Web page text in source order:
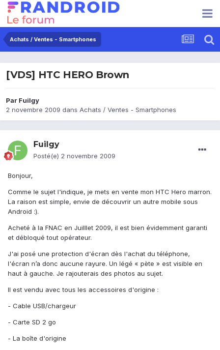
Achats / Ventes - Smartphones
[VDS] HTC HERO Brown
Par Fuilgy
2 novembre 2009 dans Achats / Ventes - Smartphones
Fuilgy
Posté(e) 2 novembre 2009
Bonjour,
Comme le sujet l'indique, je mets en vente mon HTC Hero marron.
La raison est simple, envie de découvrir un autre mobile sous
Android :).
Acheté à la FNAC en Juilllet 2009, il est bien évidemment garanti
et débloqué tout opérateur.
J'ai posé une protection d'écran dès l'achat du téléphone,
l'écran n’a donc aucune rayure. Un légé « pète » est visible en
haut à gauche. Je rajouterais des photos au sujet.
Il est vendu avec tous les accessoires d'origine :
- Cable USB/chargeur
- Carte SD 2 go
- La boîte d'origine